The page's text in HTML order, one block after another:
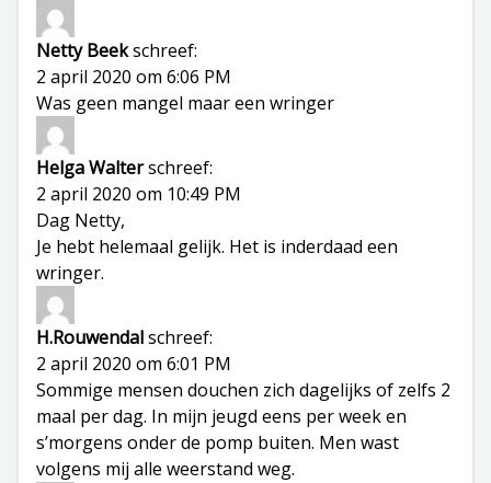
Netty Beekschreef:
2 april 2020 om 6:06 PM
Was geen mangel maar een wringer
Helga Walterschreef:
2 april 2020 om 10:49 PM
Dag Netty,
Je hebt helemaal gelijk. Het is inderdaad een
wringer.
H.Rouwendalschreef:
2 april 2020 om 6:01 PM
Sommige mensen douchen zich dagelijks of zelfs 2
maal per dag. In mijn jeugd eens per week en
s’morgens onder de pomp buiten. Men wast
volgens mij alle weerstand weg.